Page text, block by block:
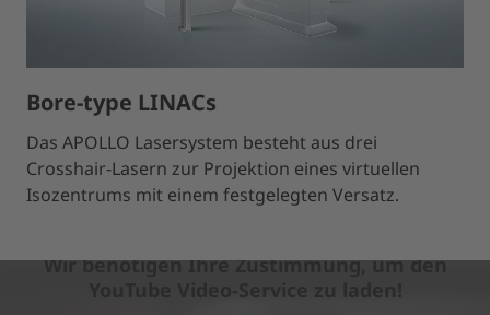
Bore-type LINACs
Das APOLLO Lasersystem besteht aus drei
Crosshair-Lasern zur Projektion eines virtuellen
Isozentrums mit einem festgelegten Versatz.
Wir benötigen Ihre Zustimmung, um den
YouTube Video-Service zu laden!